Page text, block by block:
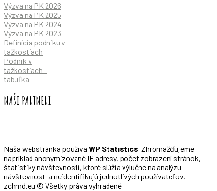
Výzva na PK 2026
Výzva na PK 2025
Výzva na PK 2024
Výzva na PK 2023
Definícia podniku v
tažkostiach
Podnik v
tažkostiach -
tabuľka
NAŠI PARTNERI
Naša webstránka používa WP Statistics. Zhromažďujeme
napríklad anonymizované IP adresy, počet zobrazení stránok,
štatistiky návštevnosti, ktoré slúžia výlučne na analýzu
návštevnosti a neidentifikujú jednotlivých používateľov.
zchmd.eu © Všetky práva vyhradené